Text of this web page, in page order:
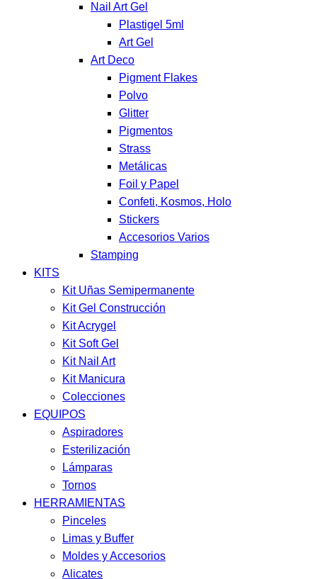
Nail Art Gel
Plastigel 5ml
Art Gel
Art Deco
Pigment Flakes
Polvo
Glitter
Pigmentos
Strass
Metálicas
Foil y Papel
Confeti, Kosmos, Holo
Stickers
Accesorios Varios
Stamping
KITS
Kit Uñas Semipermanente
Kit Gel Construcción
Kit Acrygel
Kit Soft Gel
Kit Nail Art
Kit Manicura
Colecciones
EQUIPOS
Aspiradores
Esterilización
Lámparas
Tornos
HERRAMIENTAS
Pinceles
Limas y Buffer
Moldes y Accesorios
Alicates